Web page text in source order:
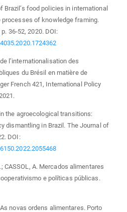
Brazil’s food policies in international
of knowledge framing.
36-52, 2020. DOI:
l’internationalisation des
du Brésil en matière de
French 421, International Policy
the agroecological transitions:
dismantling in Brazil. The Journal of
DOI:
CASSOL, A. Mercados alimentares
e políticas públicas.
As novas ordens alimentares. Porto